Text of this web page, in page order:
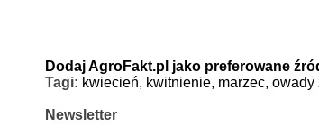
Dodaj AgroFakt.pl jako preferowane
Tagi: kwiecień, kwitnienie, marzec, owady
Newsletter